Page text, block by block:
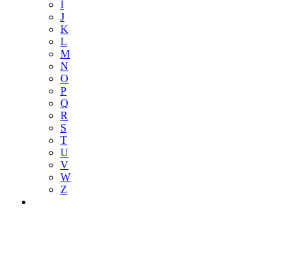
I
J
K
L
M
N
O
P
Q
R
S
T
U
V
W
Z